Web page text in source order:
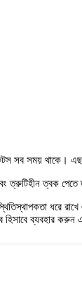
সব সময় থাকে।
ত্রুটিহীন ত্বক
ধরে
হিসাবে ব্যবহার